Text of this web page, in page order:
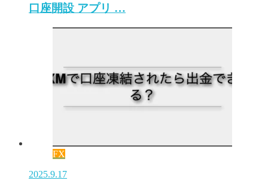
口座開設 アプリ …
FX
2025.9.17